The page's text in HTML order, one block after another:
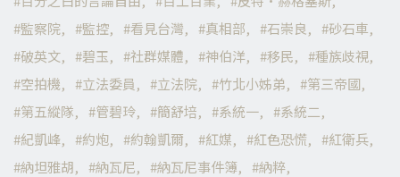
監察院
監控 看見台灣 真相部 石崇良
砂石車
破英文
碧玉 社群媒體 神伯洋 移民
種族歧視
空拍機
立法委員 立法院 竹北小姊弟
第三帝國
第五縱隊
管碧玲 簡舒培 系統一
系統二
紀凱峰
約炮 約翰凱爾 紅媒 紅色恐慌
紅衛兵
納坦雅胡
納瓦尼 納瓦尼事件簿
納粹